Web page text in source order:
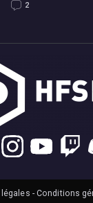
2
-Conditions